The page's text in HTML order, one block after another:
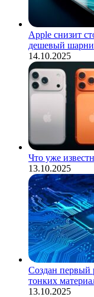
Apple снизит
дешевый
14.10.2025
Что уже
13.10.2025
Создан первый
тонких
13.10.2025